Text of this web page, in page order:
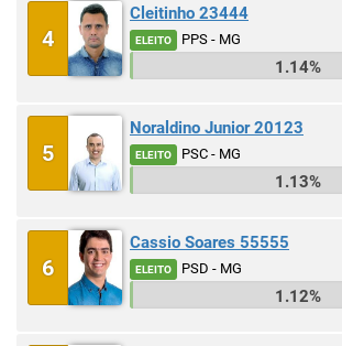
4
Cleitinho 23444
ELEITO PPS - MG
1.14%
5
Noraldino Junior 20123
ELEITO PSC - MG
1.13%
6
Cassio Soares 55555
ELEITO PSD - MG
1.12%